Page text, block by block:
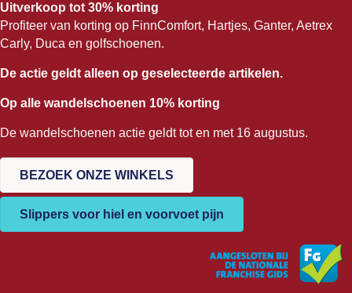
Uitverkoop tot 30% korting
Profiteer van korting op FinnComfort, Hartjes, Ganter, Aetrex
Carly, Duca en golfschoenen.
De actie geldt alleen op geselecteerde artikelen.
Op alle wandelschoenen 10% korting
De wandelschoenen actie geldt tot en met 16 augustus.
BEZOEK ONZE WINKELS
Slippers voor hiel en voorvoet pijn